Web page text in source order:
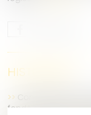
HISTORIQUE
Contrôle Urssaf :
fondé sur des